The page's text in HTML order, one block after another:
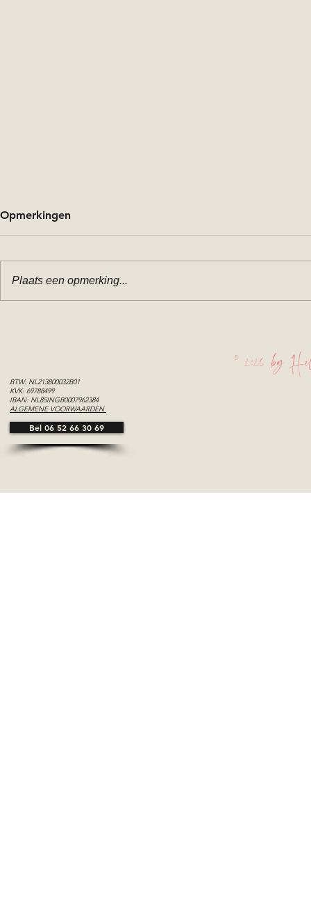
Iets te vieren?
Opmerkingen
Plaats een opmerking...
© 2026 by
BTW: NL213800032B01
KVK: 69788499
IBAN: NL85INGB0007962384
ALGEMENE VOORWAARDEN
Bel 06 52 66 30 69